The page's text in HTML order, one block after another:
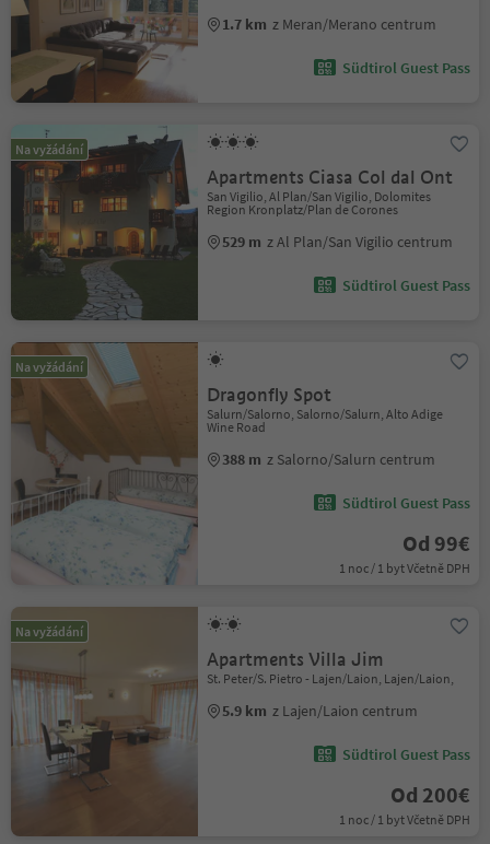
1.7 km z Meran/Merano centrum
Südtirol Guest Pass
Na vyžádání
Apartments Ciasa Col dal Ont
San Vigilio, Al Plan/San Vigilio, Dolomites
Region Kronplatz/Plan de Corones
529 m z Al Plan/San Vigilio centrum
Südtirol Guest Pass
Na vyžádání
Dragonfly Spot
Salurn/Salorno, Salorno/Salurn, Alto Adige
Wine Road
388 m z Salorno/Salurn centrum
Südtirol Guest Pass
Od 99€
1 noc / 1 byt Včetně DPH
Na vyžádání
Apartments Villa Jim
St. Peter/S. Pietro - Lajen/Laion, Lajen/Laion,
5.9 km z Lajen/Laion centrum
Südtirol Guest Pass
Od 200€
1 noc / 1 byt Včetně DPH